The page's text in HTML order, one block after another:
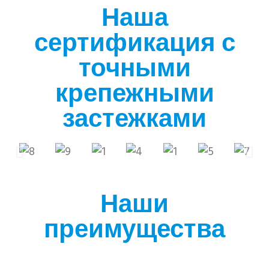
Наша
сертификация с
точными
крепежными
застежками
Наши
преимущества